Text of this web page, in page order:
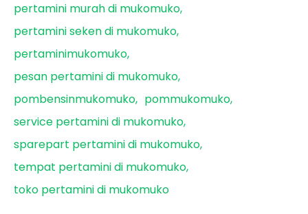
pertamini murah di mukomuko
pertamini seken di mukomuko
pertaminimukomuko
pesan pertamini di mukomuko
pombensinmukomuko
pommukomuko
service pertamini di mukomuko
sparepart pertamini di mukomuko
tempat pertamini di mukomuko
toko pertamini di mukomuko